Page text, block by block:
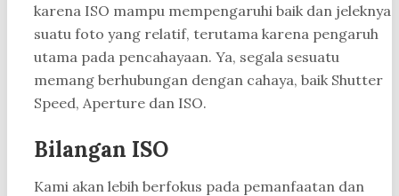
karena ISO mampu mempengaruhi baik dan jeleknya
suatu foto yang relatif, terutama karena pengaruh
utama pada pencahayaan. Ya, segala sesuatu
memang berhubungan dengan cahaya, baik Shutter
Speed, Aperture dan ISO.
Bilangan ISO
Kami akan lebih berfokus pada pemanfaatan dan